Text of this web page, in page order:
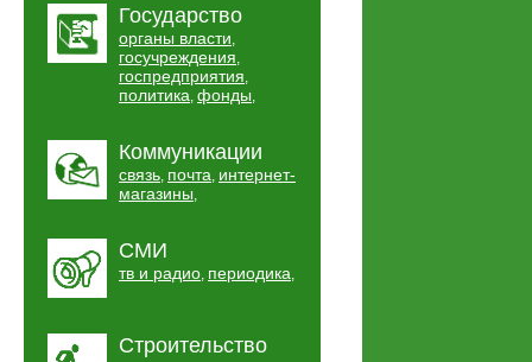
Государство
органы власти,
госучреждения,
госпредприятия,
политика, фонды,
Коммуникации
связь, почта, интернет-
магазины,
СМИ
тв и радио, периодика,
Строительство